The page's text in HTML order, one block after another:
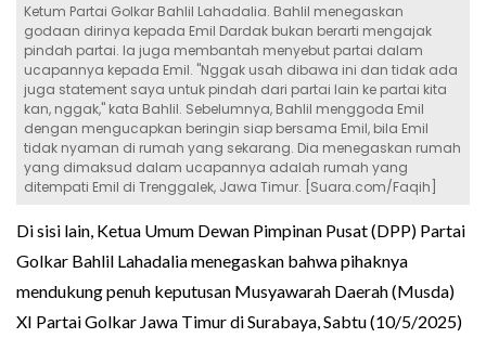
Ketum Partai Golkar Bahlil Lahadalia. Bahlil menegaskan
godaan dirinya kepada Emil Dardak bukan berarti mengajak
pindah partai. Ia juga membantah menyebut partai dalam
ucapannya kepada Emil. "Nggak usah dibawa ini dan tidak ada
juga statement saya untuk pindah dari partai lain ke partai kita
kan, nggak," kata Bahlil. Sebelumnya, Bahlil menggoda Emil
dengan mengucapkan beringin siap bersama Emil, bila Emil
tidak nyaman di rumah yang sekarang. Dia menegaskan rumah
yang dimaksud dalam ucapannya adalah rumah yang
ditempati Emil di Trenggalek, Jawa Timur. [Suara.com/Faqih]
Di sisi lain, Ketua Umum Dewan Pimpinan Pusat (DPP) Partai
Golkar Bahlil Lahadalia menegaskan bahwa pihaknya
mendukung penuh keputusan Musyawarah Daerah (Musda)
XI Partai Golkar Jawa Timur di Surabaya, Sabtu (10/5/2025)